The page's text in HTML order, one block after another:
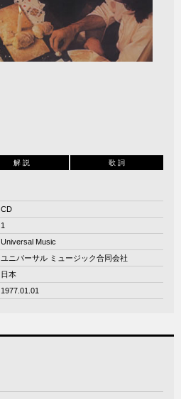
解 説 歌 詞
CD
1
Universal Music
ユニバーサル ミュージック合同会社
日本
1977.01.01